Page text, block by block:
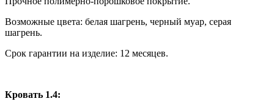
Возможные цвета: белая шагрень, черный муар, серая
шагрень.
Срок гарантии на изделие: 12 месяцев.
Кровать 1.4: